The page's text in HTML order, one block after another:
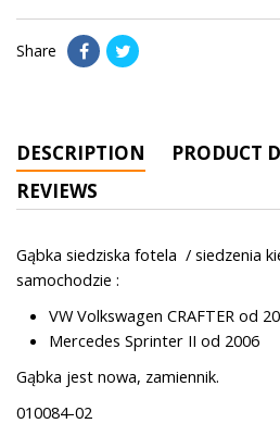
Share
DESCRIPTION
PRODUCT
REVIEWS
Gąbka siedziska fotela / siedzenia
samochodzie :
VW Volkswagen CRAFTER od
Mercedes Sprinter II od 2006
Gąbka jest nowa, zamiennik.
010084-02